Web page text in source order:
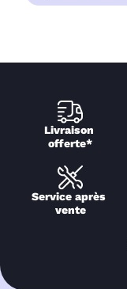
Livraison
offerte*
Service après
vente